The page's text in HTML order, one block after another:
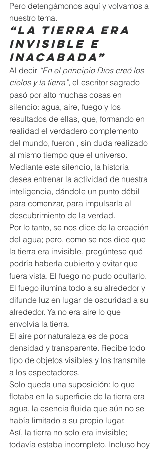
Pero detengámonos aquí y volvamos a
nuestro tema.
“La tierra era
invisible e
inacabada”
Al decir “En el principio Dios creó los
cielos y la tierra”, el escritor sagrado
pasó por alto muchas cosas en
silencio: agua, aire, fuego y los
resultados de ellas, que, formando en
realidad el verdadero complemento
del mundo, fueron , sin duda realizado
al mismo tiempo que el universo.
Mediante este silencio, la historia
desea entrenar la actividad de nuestra
inteligencia, dándole un punto débil
para comenzar, para impulsarla al
descubrimiento de la verdad.
Por lo tanto, se nos dice de la creación
del agua; pero, como se nos dice que
la tierra era invisible, pregúntese qué
podría haberla cubierto y evitar que
fuera vista. El fuego no pudo ocultarlo.
El fuego ilumina todo a su alrededor y
difunde luz en lugar de oscuridad a su
alrededor. Ya no era aire lo que
envolvía la tierra.
El aire por naturaleza es de poca
densidad y transparente. Recibe todo
tipo de objetos visibles y los transmite
a los espectadores.
Solo queda una suposición: lo que
flotaba en la superficie de la tierra era
agua, la esencia fluida que aún no se
había limitado a su propio lugar.
Así, la tierra no solo era invisible;
todavía estaba incompleto. Incluso hoy